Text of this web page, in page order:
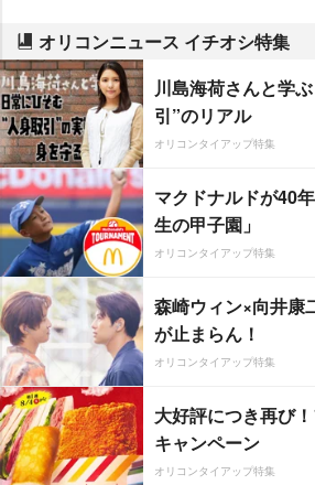
オリコンニュース イチオシ特集
川島海荷さんと学
引”のリアル
オリコンタイアップ特集
マクドナルドが40
生の甲子園」
オリコンタイアップ特集
森崎ウィン×向井康
が止まらん！
オリコンタイアップ特集
大好評につき再び
キャンペーン
オリコンタイアップ特集